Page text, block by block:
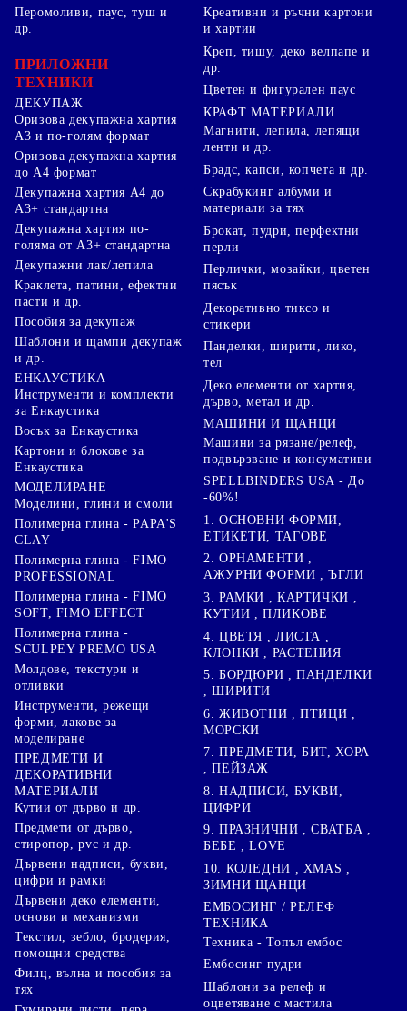
Перомоливи, паус, туш и
др.
ПРИЛОЖНИ
ТЕХНИКИ
ДЕКУПАЖ
Оризова декупажна хартия
А3 и по-голям формат
Оризова декупажна хартия
до А4 формат
Декупажна хартия А4 до
А3+ стандартна
Декупажна хартия по-
голяма от А3+ стандартна
Декупажни лак/лепила
Краклета, патини, ефектни
пасти и др.
Пособия за декупаж
Шаблони и щампи декупаж
и др.
ЕНКАУСТИКА
Инструменти и комплекти
за Енкаустика
Восък за Енкаустика
Картони и блокове за
Енкаустика
МОДЕЛИРАНЕ
Моделини, глини и смоли
Полимерна глина - PAPA'S
CLAY
Полимерна глина - FIMO
PROFESSIONAL
Полимерна глина - FIMO
SOFT, FIMO EFFECT
Полимерна глина -
SCULPEY PREMO USA
Молдове, текстури и
отливки
Инструменти, режещи
форми, лакове за
моделиране
ПРЕДМЕТИ И
ДЕКОРАТИВНИ
МАТЕРИАЛИ
Кутии от дърво и др.
Предмети от дърво,
стиропор, pvc и др.
Дървени надписи, букви,
цифри и рамки
Дървени деко елементи,
основи и механизми
Текстил, зебло, бродерия,
помощни средства
Филц, вълна и пособия за
тях
Креативни и ръчни картони
и хартии
Креп, тишу, деко велпапе и
др.
Цветен и фигурален паус
КРАФТ МАТЕРИАЛИ
Магнити, лепила, лепящи
ленти и др.
Брадс, капси, копчета и др.
Скрабукинг албуми и
материали за тях
Брокат, пудри, перфектни
перли
Перлички, мозайки, цветен
пясък
Декоративно тиксо и
стикери
Панделки, ширити, лико,
тел
Деко елементи от хартия,
дърво, метал и др.
МАШИНИ И ЩАНЦИ
Машини за рязане/релеф,
подвързване и консумативи
SPELLBINDERS USA - До
-60%!
1. ОСНОВНИ ФОРМИ,
ЕТИКЕТИ, ТАГОВЕ
2. ОРНАМЕНТИ ,
АЖУРНИ ФОРМИ , ЪГЛИ
3. РАМКИ , КАРТИЧКИ ,
КУТИИ , ПЛИКОВЕ
4. ЦВЕТЯ , ЛИСТА ,
КЛОНКИ , РАСТЕНИЯ
5. БОРДЮРИ , ПАНДЕЛКИ
, ШИРИТИ
6. ЖИВОТНИ , ПТИЦИ ,
МОРСКИ
7. ПРЕДМЕТИ, БИТ, ХОРА
, ПЕЙЗАЖ
8. НАДПИСИ, БУКВИ,
ЦИФРИ
9. ПРАЗНИЧНИ , СВАТБА ,
БЕБЕ , LOVE
10. КОЛЕДНИ , XMAS ,
ЗИМНИ ЩАНЦИ
ЕМБОСИНГ / РЕЛЕФ
ТЕХНИКА
Техника - Топъл ембос
Ембосинг пудри
Шаблони за релеф и
оцветяване с мастила